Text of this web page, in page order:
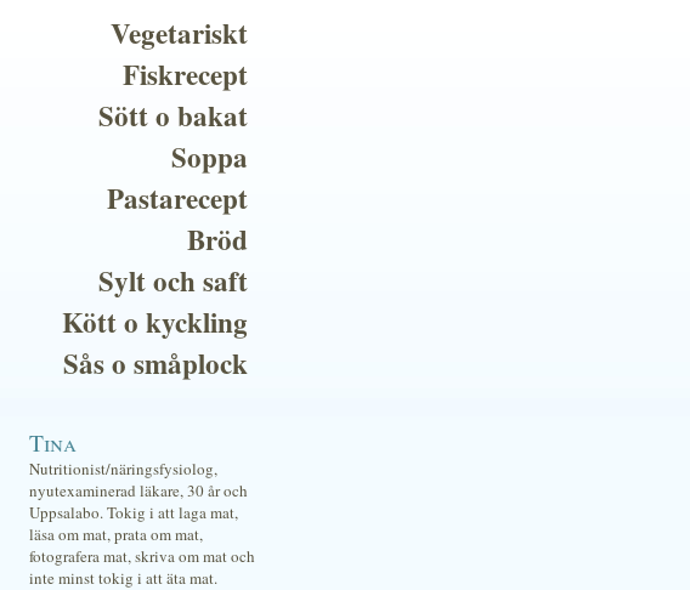
Vegetariskt
Fiskrecept
Sött o bakat
Soppa
Pastarecept
Bröd
Sylt och saft
Kött o kyckling
Sås o småplock
Tina
Nutritionist/näringsfysiolog,
nyutexaminerad läkare, 30 år och
Uppsalabo. Tokig i att laga mat,
läsa om mat, prata om mat,
fotografera mat, skriva om mat och
inte minst tokig i att äta mat.